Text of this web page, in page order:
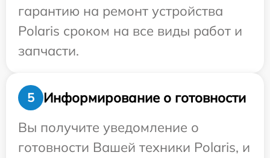
гарантию на ремонт устройства
Polaris сроком на все виды работ и
запчасти.
5
Информирование о готовности
Вы получите уведомление о
готовности Вашей техники Polaris, и